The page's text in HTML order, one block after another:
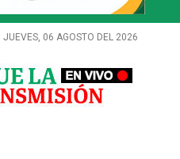
JUEVES, 06 AGOSTO DEL 2026